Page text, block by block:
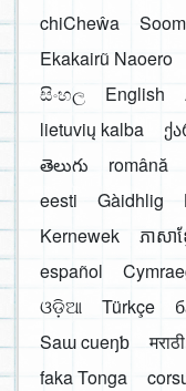
chiCheŵa
Ekakairũ Naoero
සිංහල
English
lietuvių kalba
తెలుగు
română
eesti
Gàidhlig
Kernewek
ភាសាខ្
español
ଓଡ଼ିଆ
Türkçe
Saɯ cueŋƅ
मराठी
faka Tonga